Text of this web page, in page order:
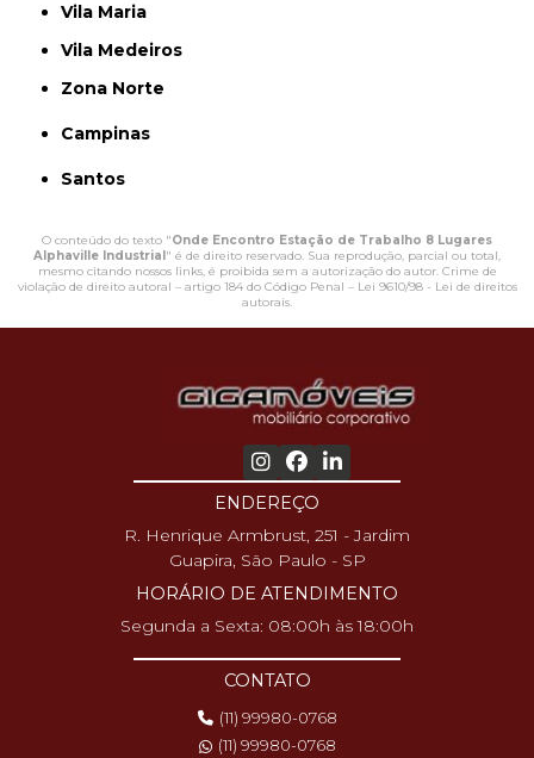
Vila Maria
Vila Medeiros
Zona Norte
Campinas
Santos
O conteúdo do texto "Onde Encontro Estação de Trabalho 8 Lugares
Alphaville Industrial" é de direito reservado. Sua reprodução, parcial ou total,
mesmo citando nossos links, é proibida sem a autorização do autor. Crime de
violação de direito autoral – artigo 184 do Código Penal – Lei 9610/98 - Lei de direitos
autorais.
ENDEREÇO
R. Henrique Armbrust, 251 - Jardim
Guapira, São Paulo - SP
HORÁRIO DE ATENDIMENTO
Segunda a Sexta: 08:00h às 18:00h
CONTATO
(11) 99980-0768
(11) 99980-0768